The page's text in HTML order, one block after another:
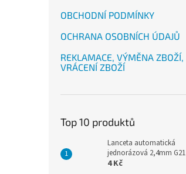
OBCHODNÍ PODMÍNKY
OCHRANA OSOBNÍCH ÚDAJŮ
REKLAMACE, VÝMĚNA ZBOŽÍ,
VRÁCENÍ ZBOŽÍ
Top 10 produktů
Lanceta automatická
jednorázová 2,4mm G21
4 Kč